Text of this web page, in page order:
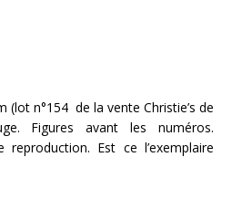
(lot n°154 de la vente Christie’s de
Figures avant les numéros.
reproduction. Est ce l’exemplaire